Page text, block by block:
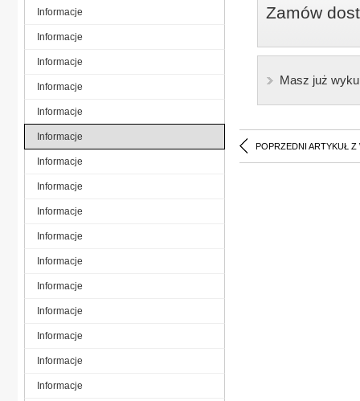
Zamów
Masz już
POPRZEDNI ARTYKUŁ Z
Informacje
Informacje
Informacje
Informacje
Informacje
Informacje
Informacje
Informacje
Informacje
Informacje
Informacje
Informacje
Informacje
Informacje
Informacje
Informacje